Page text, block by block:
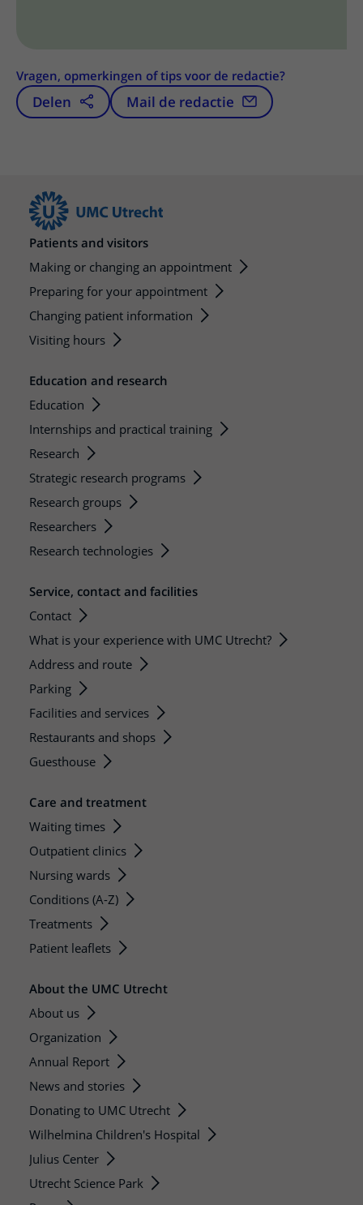
Vragen, opmerkingen of tips voor de redactie?
Delen Mail de redactie
Patients and visitors
Making or changing an appointment
Preparing for your appointment
Changing patient information
Visiting hours
Education and research
Education
Internships and practical training
Research
Strategic research programs
Research groups
Researchers
Research technologies
Service, contact and facilities
Contact
What is your experience with UMC Utrecht?
Address and route
Parking
Facilities and services
Restaurants and shops
Guesthouse
Care and treatment
Waiting times
Outpatient clinics
Nursing wards
Conditions (A-Z)
Treatments
Patient leaflets
About the UMC Utrecht
About us
Organization
Annual Report
News and stories
Donating to UMC Utrecht
Wilhelmina Children's Hospital
Julius Center
Utrecht Science Park